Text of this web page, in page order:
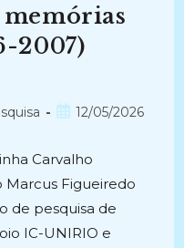
2007)
Post12/05/2026
Carvalho
Marcus Figueiredo
de pesquisa de
IC-UNIRIO e